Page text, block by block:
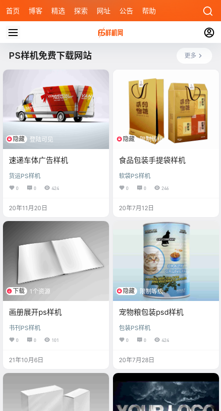
首页 博客 精选 探索 网址 公告 帮助
PS样机免费下载网站 更多
隐藏 登陆可见
速递车体广告样机
货运PS样机
0 0 424
20年11月20日
隐藏 限制等级
食品包装手提袋样机
软袋PS样机
0 0 246
20年7月12日
下载 1个资源
画册展开ps样机
书刊PS样机
0 0 101
21年10月6日
隐藏 限制等级
宠物粮包装psd样机
包装PS样机
0 0 424
20年7月28日